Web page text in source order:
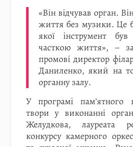
«Він відчував орган.
життя без музики. Це
якої інструмент
часткою життя», –
промові директор
Даниленко, який на
органну залу.
У програмі пам’ятного
твори у виконанні
Желудкова, лауреата
конкурсу камерного